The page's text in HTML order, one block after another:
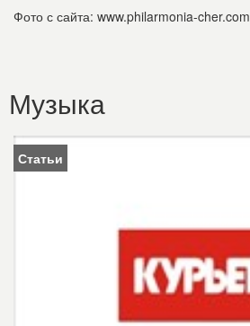
Фото с сайта: www.philarmonia-cher.com
Музыка
Статьи